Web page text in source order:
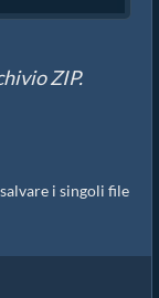
ZIP.
i singoli file